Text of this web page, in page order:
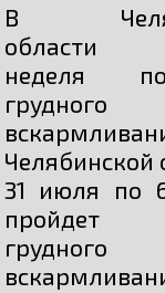
В
области
неделя
грудного
Челябинской
31 июля по
пройдет
грудного